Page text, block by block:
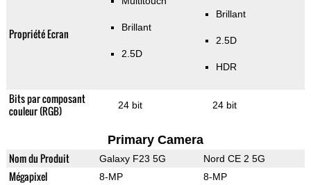
Propriété Ecran Brillant
2.5D
Brillant
2.5D
HDR
Bits par composant
couleur (RGB)
24 bit 24 bit
Primary Camera
Nom du Produit Galaxy F23 5G Nord CE 2 5G
Mégapixel 8-MP 8-MP